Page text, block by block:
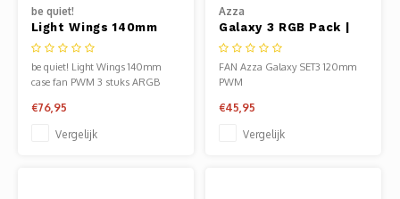
be quiet!
Light Wings 140mm
PWM High-Speed |
140mm
Behuizingsventilator |
stuks)
be quiet! Light Wings 140mm
case fan PWM 3 stuks ARGB
€76,95
Vergelijk
Azza
Galaxy 3 RGB Pack |
120mm Case Fans
FAN Azza Galaxy SET3 120mm
PWM
€45,95
Vergelijk